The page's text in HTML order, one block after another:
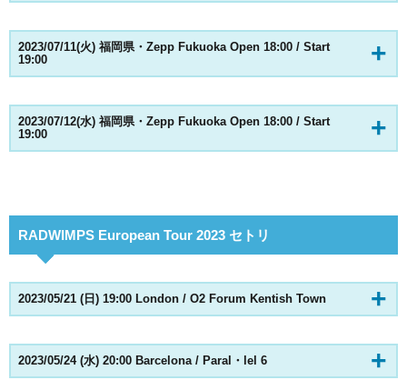
2023/07/11(火) 福岡県・Zepp Fukuoka Open 18:00 / Start
19:00
2023/07/12(水) 福岡県・Zepp Fukuoka Open 18:00 / Start
19:00
RADWIMPS European Tour 2023 セトリ
2023/05/21 (日) 19:00 London / O2 Forum Kentish Town
2023/05/24 (水) 20:00 Barcelona / Paral・lel 6